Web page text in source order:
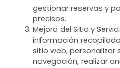
gestionar reservas y
precisos.
Mejora del Sitio y
información
sitio web, personalizar
navegación, realizar